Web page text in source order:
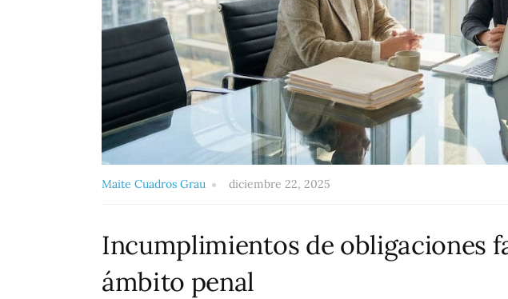
Maite Cuadros Grau diciembre 22, 2025
Incumplimientos de obligaciones
ámbito penal